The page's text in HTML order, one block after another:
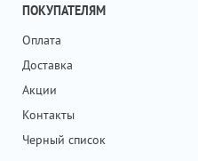
ПОКУПАТЕЛЯМ
Оплата
Доставка
Акции
Контакты
Черный список